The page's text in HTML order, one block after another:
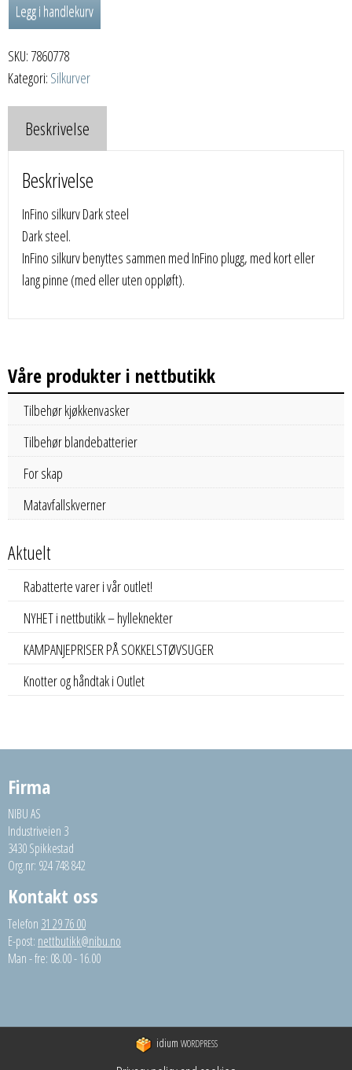
Legg i handlekurv
SKU: 7860778
Kategori: Silkurver
Beskrivelse
Beskrivelse
InFino silkurv Dark steel
Dark steel.
InFino silkurv benyttes sammen med InFino plugg, med kort eller
lang pinne (med eller uten oppløft).
Våre produkter i nettbutikk
Tilbehør kjøkkenvasker
Tilbehør blandebatterier
For skap
Matavfallskverner
Aktuelt
Rabatterte varer i vår outlet!
NYHET i nettbutikk – hylleknekter
KAMPANJEPRISER PÅ SOKKELSTØVSUGER
Knotter og håndtak i Outlet
Firma
NIBU AS
Industriveien 3
3430 Spikkestad
Org.nr: 924 748 842
Kontakt oss
Telefon 31 29 76 00
E-post: nettbutikk@nibu.no
Man - fre: 08.00 - 16.00
idium WORDPRESS